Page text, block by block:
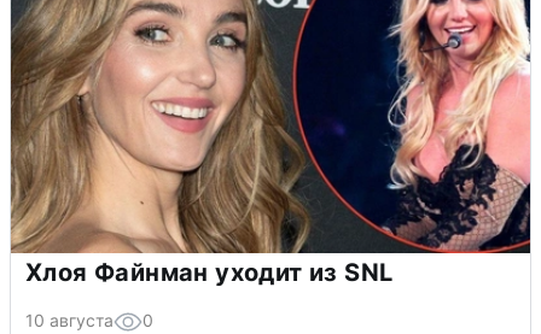
Хлоя Файнман уходит из SNL
10 августа 0